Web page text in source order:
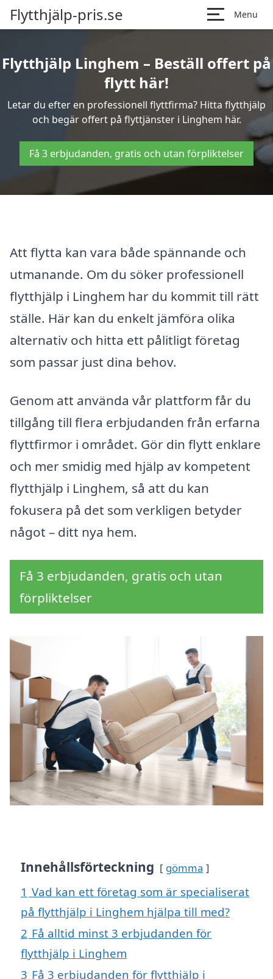
Flytthjälp-pris.se Menu
Flytthjälp Linghem – Beställ offert på
flytt här!
Letar du efter en professionell flyttfirma? Hitta flytthjälp
och begär offert på flyttjänster i Linghem här.
Få 3 erbjudanden, gratis och utan förpliktelser
Att flytta kan vara både spännande och
utmanande. Om du söker professionell
flytthjälp i Linghem har du kommit till rätt
ställe. Här kan du enkelt jämföra olika
alternativ och hitta ett pålitligt företag
som passar just dina behov.
Genom att använda vår plattform får du
tillgång till flera erbjudanden från erfarna
flyttfirmor i området. Gör din flytt enklare
och mer smidig med hjälp av kompetent
flytthjälp i Linghem, så att du kan
fokusera på det som verkligen betyder
något – ditt nya hem.
Få 3 erbjudanden, gratis och utan
förpliktelser
Innehållsförteckning gömma
1 Vad kan ett företag som är specialiserat
på flytthjälp i Linghem hjälpa till med?
2 Få alltid minst 3 erbjudanden för
flytthjälp i Linghem
3 Få 3 erbjudanden för flytthjälp i